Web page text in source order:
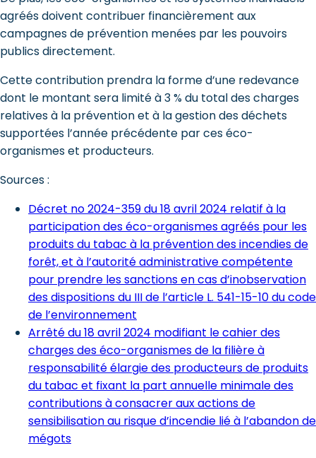
agréés doivent contribuer financièrement aux
campagnes de prévention menées par les pouvoirs
publics directement.
Cette contribution prendra la forme d’une redevance
dont le montant sera limité à 3 % du total des charges
relatives à la prévention et à la gestion des déchets
supportées l’année précédente par ces éco-
organismes et producteurs.
Sources :
Décret no 2024-359 du 18 avril 2024 relatif à la
participation des éco-organismes agréés pour les
produits du tabac à la prévention des incendies de
forêt, et à l’autorité administrative compétente
pour prendre les sanctions en cas d’inobservation
des dispositions du III de l’article L. 541-15-10 du code
de l’environnement
Arrêté du 18 avril 2024 modifiant le cahier des
charges des éco-organismes de la filière à
responsabilité élargie des producteurs de produits
du tabac et fixant la part annuelle minimale des
contributions à consacrer aux actions de
sensibilisation au risque d’incendie lié à l’abandon de
mégots